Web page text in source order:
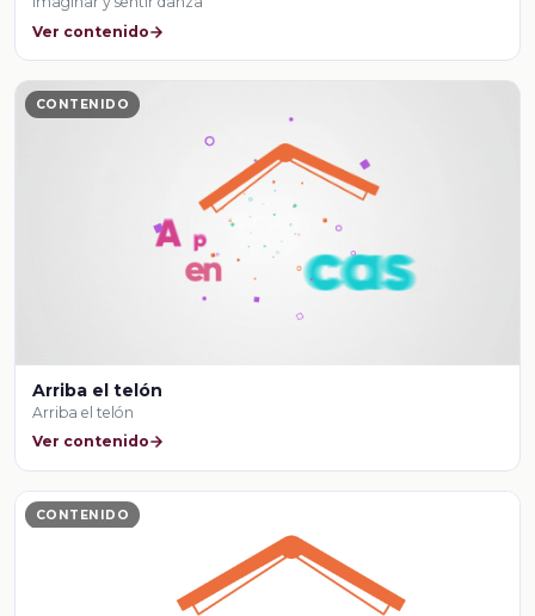
Ver contenido
CONTENIDO
Arriba el telón
Arriba el telón
Ver contenido
CONTENIDO